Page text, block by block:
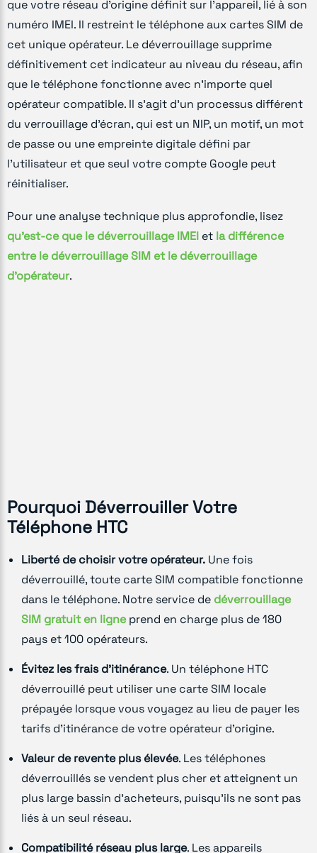
que votre réseau d'origine définit sur l'appareil, lié à son
numéro IMEI. Il restreint le téléphone aux cartes SIM de
cet unique opérateur. Le déverrouillage supprime
définitivement cet indicateur au niveau du réseau, afin
que le téléphone fonctionne avec n'importe quel
opérateur compatible. Il s'agit d'un processus différent
du verrouillage d'écran, qui est un NIP, un motif, un mot
de passe ou une empreinte digitale défini par
l'utilisateur et que seul votre compte Google peut
réinitialiser.
Pour une analyse technique plus approfondie, lisez
qu'est-ce que le déverrouillage IMEI et la différence
entre le déverrouillage SIM et le déverrouillage
d'opérateur.
Pourquoi Déverrouiller Votre
Téléphone HTC
Liberté de choisir votre opérateur. Une fois
déverrouillé, toute carte SIM compatible fonctionne
dans le téléphone. Notre service de déverrouillage
SIM gratuit en ligneprend en charge plus de 180
pays et 100 opérateurs.
Évitez les frais d'itinérance. Un téléphone HTC
déverrouillé peut utiliser une carte SIM locale
prépayée lorsque vous voyagez au lieu de payer les
tarifs d'itinérance de votre opérateur d'origine.
Valeur de revente plus élevée. Les téléphones
déverrouillés se vendent plus cher et atteignent un
plus large bassin d'acheteurs, puisqu'ils ne sont pas
liés à un seul réseau.
Compatibilité réseau plus large. Les appareils